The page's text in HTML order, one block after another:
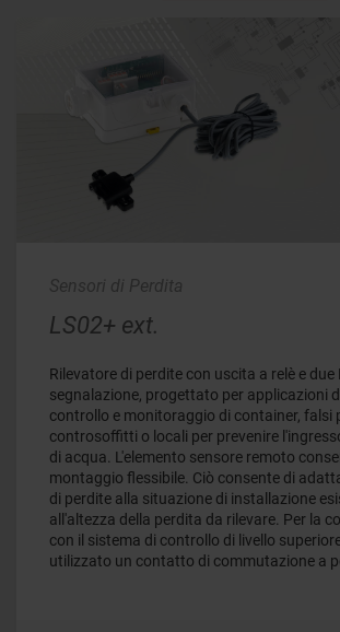
Sensori di Perdita
LS02+ ext.
Rilevatore di perdite con uscita a relè e due
segnalazione, progettato per applicazioni
controllo e monitoraggio di container, falsi
controsoffitti o locali per prevenire
di acqua. L'elemento sensore remoto
montaggio flessibile. Ciò consente di
di perdite alla situazione di installazione
all'altezza della perdita da rilevare. Per la
con il sistema di controllo di livello
utilizzato un contatto di commutazione a